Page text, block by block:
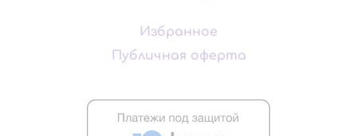
Избранное
Публичная оферта